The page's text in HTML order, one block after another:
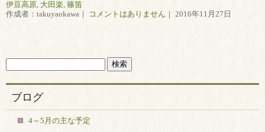
伊豆高原 大田楽 篠笛
作成者：takuyaokawa｜
コメントはありません ｜ 2016年11月27日
ブログ
4～5月の主な予定